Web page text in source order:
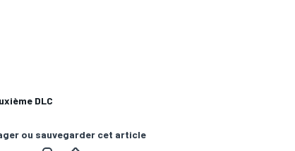
DLC
ou sauvegarder cet article